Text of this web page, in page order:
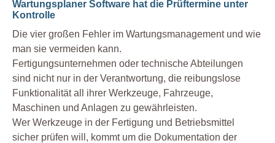
Wartungsplaner Software hat die Prüftermine unter
Kontrolle
Die vier großen Fehler im Wartungsmanagement und wie
man sie vermeiden kann.
Fertigungsunternehmen oder technische Abteilungen
sind nicht nur in der Verantwortung, die reibungslose
Funktionalität all ihrer Werkzeuge, Fahrzeuge,
Maschinen und Anlagen zu gewährleisten.
Wer Werkzeuge in der Fertigung und Betriebsmittel
sicher prüfen will, kommt um die Dokumentation der